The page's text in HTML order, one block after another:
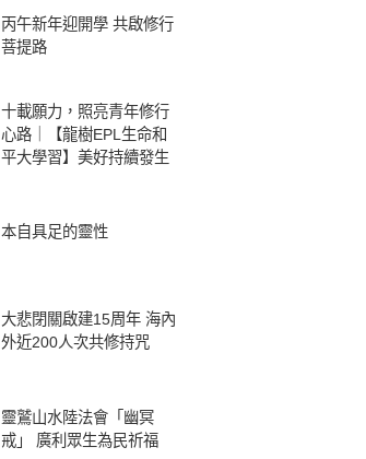
丙午新年迎開學 共啟修行
菩提路
十載願力，照亮青年修行
心路｜【龍樹EPL生命和
平大學習】美好持續發生
本自具足的靈性
大悲閉關啟建15周年 海內
外近200人次共修持咒
靈鷲山水陸法會「幽冥
戒」 廣利眾生為民祈福